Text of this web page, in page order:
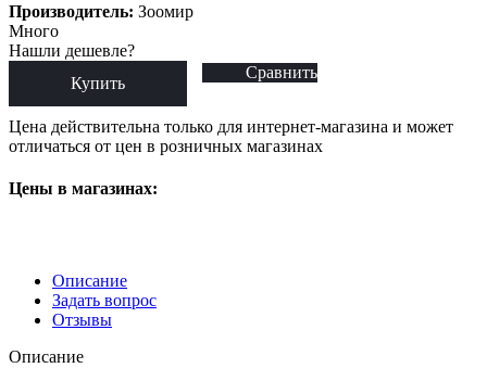
Производитель: Зоомир
Много
Нашли дешевле?
Купить
Сравнить
Цена действительна только для интернет-магазина и может
отличаться от цен в розничных магазинах
Цены в магазинах:
Описание
Задать вопрос
Отзывы
Описание